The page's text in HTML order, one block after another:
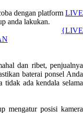
dengan platform LIVE
anda lakukan.
{LIVE
dan ribet, penjualnya
baterai ponsel Anda
tidak ada kendala selama
mengatur posisi kamera